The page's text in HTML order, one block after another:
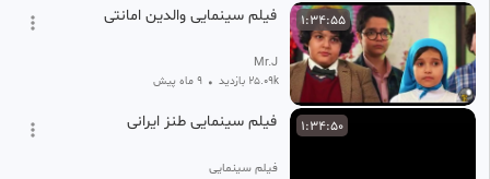
1:34:55 فیلم سینمایی والدین امانتی
Mr.J
25.09k بازدید • 9 ماه پیش
1:34:50 فیلم سینمایی طنز ایرانی
فیلم سینمایی